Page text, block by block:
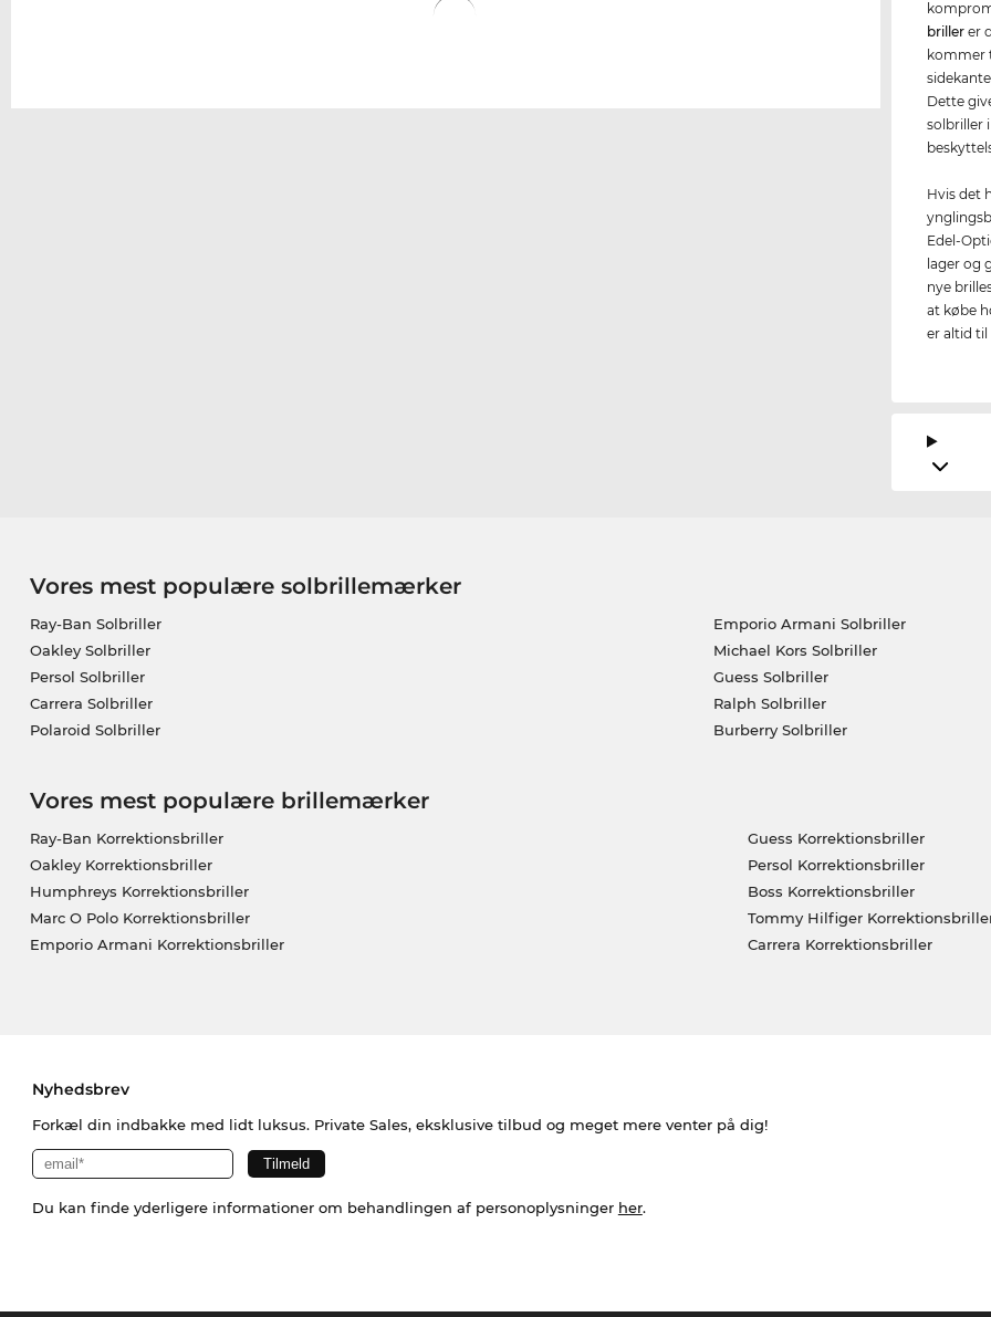
briller er
kommer
Dette
solbriller
Hvis det
Edel-
lager og
nye
at købe
er altid til
Vores mest populære solbrillemærker
Ray-Ban Solbriller
Oakley Solbriller
Persol Solbriller
Carrera Solbriller
Polaroid Solbriller
Emporio Armani Solbriller
Michael Kors Solbriller
Guess Solbriller
Ralph Solbriller
Burberry Solbriller
Vores mest populære brillemærker
Ray-Ban Korrektionsbriller
Oakley Korrektionsbriller
Humphreys Korrektionsbriller
Marc O Polo Korrektionsbriller
Emporio Armani Korrektionsbriller
Guess Korrektionsbriller
Persol Korrektionsbriller
Boss Korrektionsbriller
Tommy Hilfiger
Carrera Korrektionsbriller
Nyhedsbrev
Forkæl din indbakke med lidt luksus. Private Sales, eksklusive tilbud og meget mere venter på dig!
Du kan finde yderligere informationer om behandlingen af personoplysninger her.